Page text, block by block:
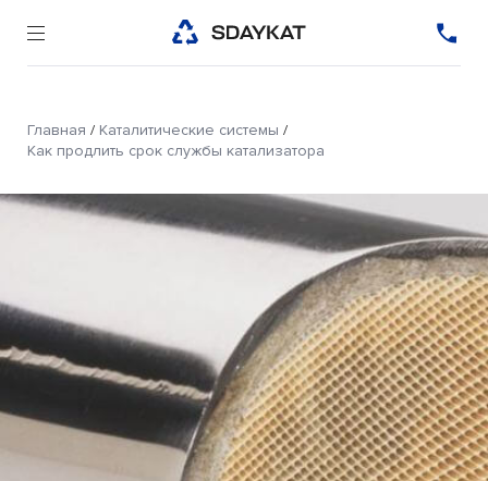
Главная / Каталитические системы /
Как продлить срок службы катализатора